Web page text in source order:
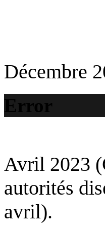
Décembre
Error
Avril 2023
autorités
avril).